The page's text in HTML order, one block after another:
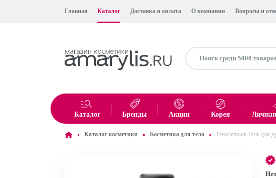
Главная Каталог Доставка и оплата О компании Вопросы и
Каталог Бренды Акции Корея
Каталог косметики Косметика для тела Treaclemoon Гель для